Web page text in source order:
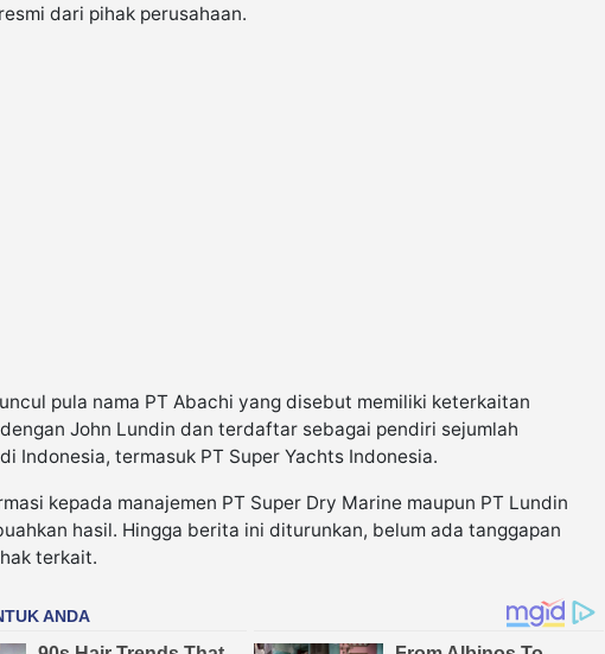
dari pihak perusahaan.
pula nama PT Abachi yang disebut memiliki keterkaitan
John Lundin dan terdaftar sebagai pendiri sejumlah
Indonesia, termasuk PT Super Yachts Indonesia.
kepada manajemen PT Super Dry Marine maupun PT Lundin
hasil. Hingga berita ini diturunkan, belum ada tanggapan
terkait.